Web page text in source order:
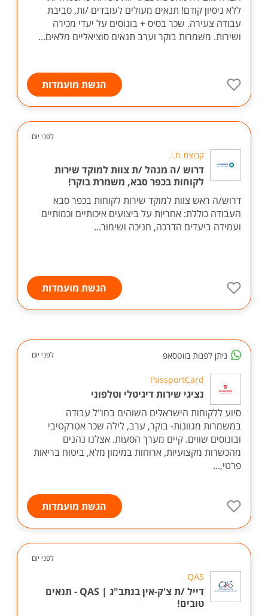
ללא ניסיון קודם! תנאים מעולים לעובדים /ות, סביבת
עבודה צעירה. שכר בסיס + בונוסים על יעדי מכירה
ושירות. משמרות בוקר וערב תנאים סוציאליים מלאים...
הגשת מועמדות
לפני יום
קבוצת ח.י.
דרוש /ה מנהל /ת צוות למוקד שירות
לקוחות בכפר סבא, משמרת בוקר!
דרוש/ה ראש צוות למוקד שירות לקוחות בכפר סבא
העבודה כוללת: אחריות על ביצועים איכותיים וכמותיים
ועמידה ביעדים הדרכה, חניכה ושימור...
הגשת מועמדות
ניתן לפנות בווטסאפ לפני יום
PassportCard
נציגי שירות דיגיטלי וטלפוני
סיוע ללקוחות הישראלים השוהים בחו"ל עבודה
במשמרות מגוונות- בוקר, ערב, לילה שכר אטרקטיבי
ובונוסים שווים. קיים מערך הסעות. אצלנו נהנים
מהכשרות מקצועיות, ארוחות במימון מלא, ביטוח בריאות
פרטי,...
הגשת מועמדות
לפני יום
QAS
דייל /ת צ'ק-אין בנתב"ג | QAS - תנאים
טובים!